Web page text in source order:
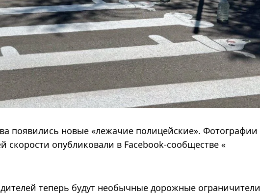
появились новые «лежачие полицейские». Фотографии
скорости опубликовали в Facebook-сообществе «
теперь будут необычные дорожные ограничители